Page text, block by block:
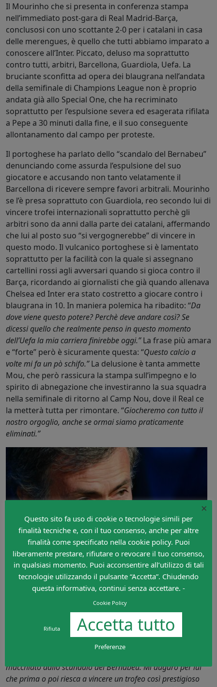
Il Mourinho che si presenta in conferenza stampa
nell’immediato post-gara di Real Madrid-Barça,
conclusosi con uno scottante 2-0 per i catalani in casa
delle merengues, è quello che tutti abbiamo imparato a
conoscere all’Inter. Piccato, deluso ma soprattutto
contro tutti, arbitri, Barcellona, Guardiola, Uefa. La
bruciante sconfitta ad opera dei blaugrana nell’andata
della semifinale di Champions League non è proprio
andata già allo Special One, che ha recriminato
soprattutto per l’espulsione severa ed esagerata rifilata
a Pepe a 30 minuti dalla fine, e il suo conseguente
allontanamento dal campo per proteste.
Il portoghese ha parlato dello “scandalo del Bernabeu”
denunciando come assurda l’espulsione del suo
giocatore e accusando non tanto velatamente il
Barcellona di ricevere sempre favori arbitrali. Mourinho
se l’è presa soprattuto con Guardiola, reo secondo lui di
vincere trofei internazionali soprattutto perchè gli
arbitri sono da anni dalla parte dei catalani, affermando
che lui al posto suo “si vergognerebbe” di vincere in
questo modo. Il vulcanico portoghese si è lamentato
soprattutto per la facilità con la quale si assegnano
cartellini rossi agli avversari quando si gioca contro il
Barça, ricordando ai giornalisti che già quando allenava
Chelsea ed Inter era stato costretto a giocare contro i
blaugrana in 10. In maniera polemica ha ribadito: “Da
dove viene questo potere? Perchè deve andare così? Se
dicessi quello che realmente penso in questo momento
dell’Uefa la mia carriera finirebbe oggi.”La frase più amara
e “forte” però è sicuramente questa: “Questo calcio a
volte mi fa un pò schifo.”La delusione è tanta ammette
Mou, che però rassicura la stampa sull’impegno e lo
spirito di abnegazione che investiranno la sua squadra
nella semifinale di ritorno al Camp Nou, dove il Real ce
la metterà tutta per rimontare. “Giocheremo con tutto il
nostro orgoglio, anche se ormai siamo praticamente
eliminati.”
Ultima frecciata al vetriolo è ovviamente per il suo
collega Guardiola, al quale sarcasticamente dice: “
una Champions League che io mi sarei vergognato di
vincere, considerando lo scandalo di Stamford Bridge in
semifinale (contro il Chelsea di Hiddink), in cui gli inglesi
meritavano senza dubbio di vincere. Stessa cosa accadrà
macchiato dallo scandalo del Bernabeu. Mi auguro per lui
che prima o poi riesca a vincere un trofeo così prestigioso
×
Questo sito fa uso di cookie o tecnologie simili per
finalità tecniche e, con il tuo consenso, anche per altre
finalità come specificato nella cookie policy. Puoi
liberamente prestare, rifiutare o revocare il tuo consenso,
in qualsiasi momento. Puoi acconsentire all’utilizzo di tali
tecnologie utilizzando il pulsante “Accetta”. Chiudendo
questa informativa, continui senza accettare. -
Cookie Policy
Rifiuta Accetta tutto
Preferenze